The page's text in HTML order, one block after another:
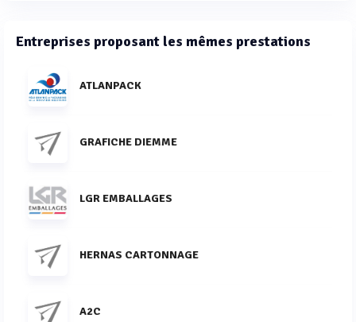
Entreprises proposant les mêmes prestations
ATLANPACK
GRAFICHE DIEMME
LGR EMBALLAGES
HERNAS CARTONNAGE
A2C